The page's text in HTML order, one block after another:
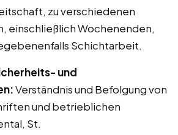
zu verschiedenen
einschließlich Wochenenden,
Schichtarbeit.
und
Verständnis und Befolgung von
und betrieblichen
St.